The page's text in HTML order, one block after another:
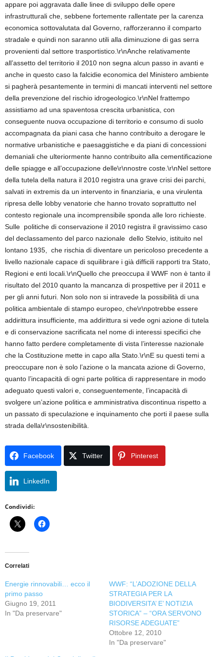
appare poi aggravata dalle linee di sviluppo delle opere
infrastrutturali che, sebbene fortemente rallentate per la carenza
economica sottovalutata dal Governo, rafforzeranno il comparto
stradale e quindi non saranno utili alla diminuzione di gas serra
provenienti dal settore trasportistico.\r\nAnche relativamente
all’assetto del territorio il 2010 non segna alcun passo in avanti e
anche in questo caso la falcidie economica del Ministero ambiente
si pagherà pesantemente in termini di mancati interventi nel settore
della prevenzione del rischio idrogeologico.\r\nNel frattempo
assistiamo ad una spaventosa crescita urbanistica, con
conseguente nuova occupazione di territorio e consumo di suolo
accompagnata da piani casa che hanno contribuito a derogare le
normative urbanistiche e paesaggistiche e da piani di concessioni
demaniali che ulteriormente hanno contribuito alla cementificazione
delle spiagge e all’occupazione delle\r\nnostre coste.\r\nNel settore
della tutela della natura il 2010 registra una grave crisi dei parchi,
salvati in extremis da un intervento in finanziaria, e una virulenta
ripresa delle lobby venatorie che hanno trovato soprattutto nel
contesto regionale una incomprensibile sponda alle loro richieste.
Sulle politiche di conservazione il 2010 registra il gravissimo caso
del declassamento del parco nazionale dello Stelvio, istituito nel
lontano 1935, che rischia di diventare un pericoloso precedente a
livello nazionale capace di squilibrare i già difficili rapporti tra Stato,
Regioni e enti locali.\r\nQuello che preoccupa il WWF non è tanto il
risultato del 2010 quanto la mancanza di prospettive per il 2011 e
per gli anni futuri. Non solo non si intravede la possibilità di una
politica ambientale di stampo europeo, che\r\npotrebbe essere
addirittura insufficiente, ma addirittura si vede ogni azione di tutela
e di conservazione sacrificata nel nome di interessi specifici che
hanno fatto perdere completamente di vista l’interesse nazionale
che la Costituzione mette in capo alla Stato.\r\nE su questi temi a
preoccupare non è solo l’azione o la mancata azione di Governo,
quanto l’incapacità di ogni parte politica di rappresentare in modo
adeguato questi valori e, conseguentemente, l’incapacità di
svolgere un’azione politica e amministrativa discontinua rispetto a
un passato di speculazione e inquinamento che porti il paese sulla
strada della\r\nsostenibilità.
Facebook Twitter Pinterest
LinkedIn
Condividi:
Correlati
Energie rinnovabili… ecco il
primo passo
Giugno 19, 2011
In "Da preservare"
WWF: “L’ADOZIONE DELLA
STRATEGIA PER LA
BIODIVERSITA’ E’ NOTIZIA
STORICA” – “ORA SERVONO
RISORSE ADEGUATE”
Ottobre 12, 2010
In "Da preservare"